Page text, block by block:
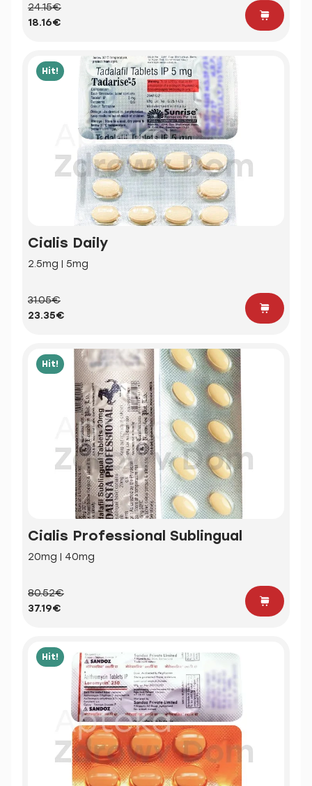
24.15€
18.16€
Hit!
Cialis Daily
2.5mg | 5mg
31.05€
23.35€
Hit!
Cialis Professional Sublingual
20mg | 40mg
80.52€
37.19€
Hit!